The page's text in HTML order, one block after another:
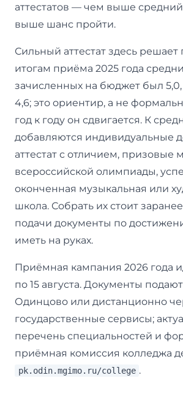
аттестатов — чем выше
выше шанс пройти.
Сильный аттестат здесь решает
итогам приёма 2025 года
зачисленных на бюджет был
4,6; это ориентир, а не
год к году он сдвигается. К
добавляются индивидуальные
аттестат с отличием, призовые
всероссийской олимпиады,
оконченная музыкальная или
школа. Собрать их стоит
подачи документы по
иметь на руках.
Приёмная кампания 2026 года
по 15 августа. Документы
Одинцово или дистанционно
государственные сервисы;
перечень специальностей и
приёмная комиссия колледжа
pk.odin.mgimo.ru/college .